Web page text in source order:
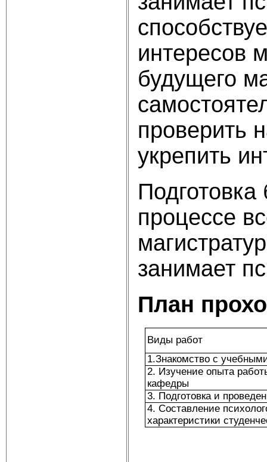
интересов
будущего
проверить
укрепить
процессе
занимает
План
Виды работ
1.Знакомство с
2. Изучение опыта
кафедры
3. Подготовка и
4. Составление
характеристики